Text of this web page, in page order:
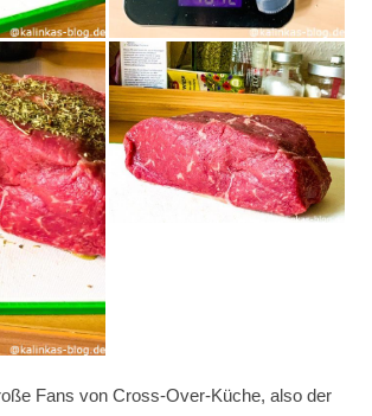
Fans von Cross-Over-Küche, also der